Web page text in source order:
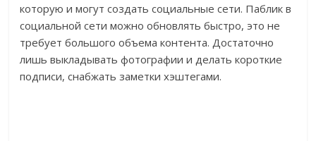
которую и могут создать социальные сети. Паблик в
социальной сети можно обновлять быстро, это не
требует большого объема контента. Достаточно
лишь выкладывать фотографии и делать короткие
подписи, снабжать заметки хэштегами.